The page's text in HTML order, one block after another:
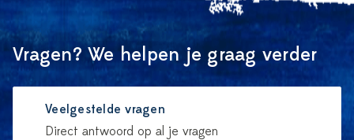
Vragen? We helpen je graag verder
Veelgestelde vragen
Direct antwoord op al je vragen